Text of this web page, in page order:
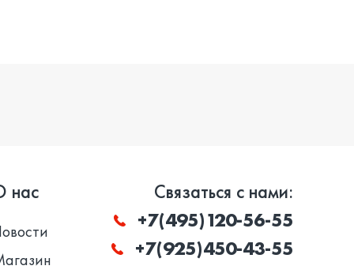
нас
Связаться с нами:
+7(495)120-56-55
+7(925)450-43-55